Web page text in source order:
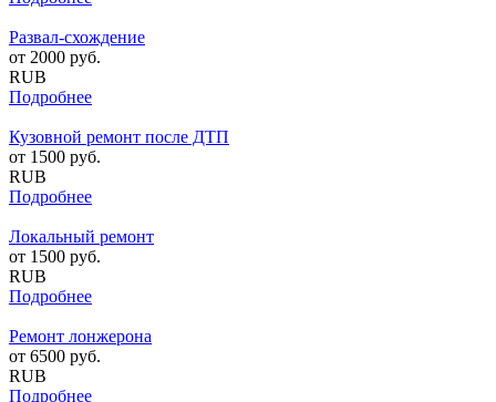
Развал-схождение
от 2000 руб.
RUB
Подробнее
Кузовной ремонт после ДТП
от 1500 руб.
RUB
Подробнее
Локальный ремонт
от 1500 руб.
RUB
Подробнее
Ремонт лонжерона
от 6500 руб.
RUB
Подробнее